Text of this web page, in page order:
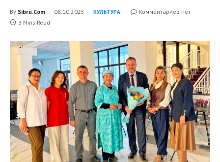
By Sibru.Com 08.10.2025 КУЛЬТУРА
Комментариев нет
3 Mins Read